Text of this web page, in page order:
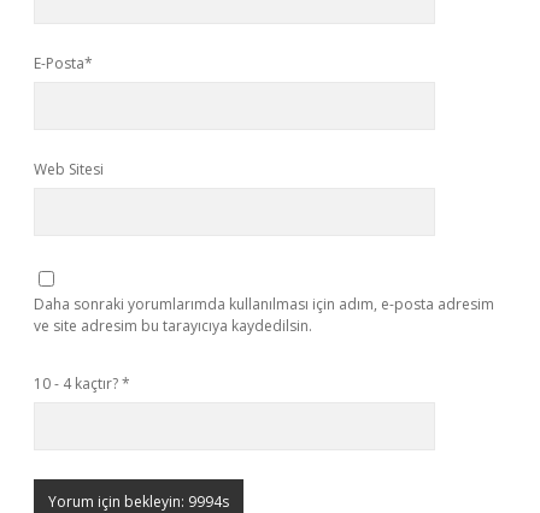
E-Posta*
Web Sitesi
Daha sonraki yorumlarımda kullanılması için adım, e-posta adresim
ve site adresim bu tarayıcıya kaydedilsin.
10 - 4 kaçtır?*